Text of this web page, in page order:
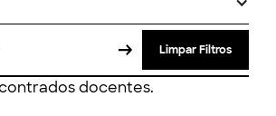
Limpar Filtros
docentes.